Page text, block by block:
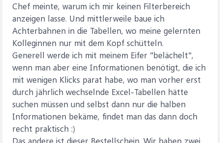
Chef meinte, warum ich mir keinen Filterbereich
anzeigen lasse. Und mittlerweile baue ich
Achterbahnen in die Tabellen, wo meine gelernten
Kolleginnen nur mit dem Kopf schütteln.
Generell werde ich mit meinem Eifer "belächelt",
wenn man aber eine Informationen benötigt, die ich
mit wenigen Klicks parat habe, wo man vorher erst
durch jährlich wechselnde Excel-Tabellen hätte
suchen müssen und selbst dann nur die halben
Informationen bekäme, findet man das dann doch
recht praktisch :)
Das andere ist dieser Bestellschein. Wir haben zwei